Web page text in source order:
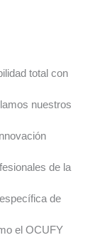
total con
nuestros
de la
de
el OCUFY